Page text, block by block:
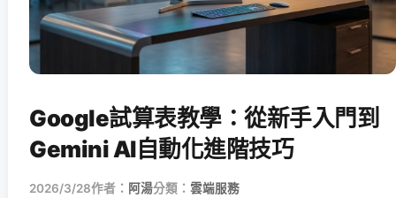
Google試算表教學：從新手入門到
Gemini AI自動化進階技巧
2026/3/28作者： 阿湯分類： 雲端服務